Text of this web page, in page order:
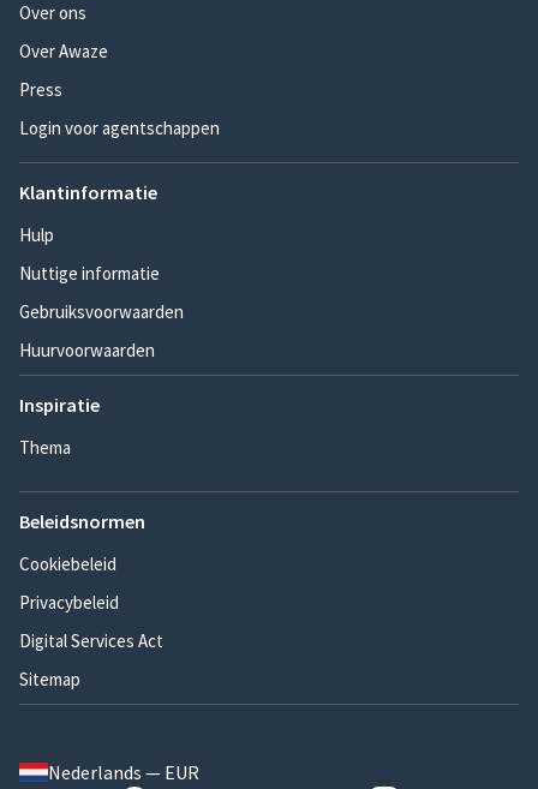
Over ons
Over Awaze
Press
Login voor agentschappen
Klantinformatie
Hulp
Nuttige informatie
Gebruiksvoorwaarden
Huurvoorwaarden
Inspiratie
Thema
Beleidsnormen
Cookiebeleid
Privacybeleid
Digital Services Act
Sitemap
Nederlands — EUR